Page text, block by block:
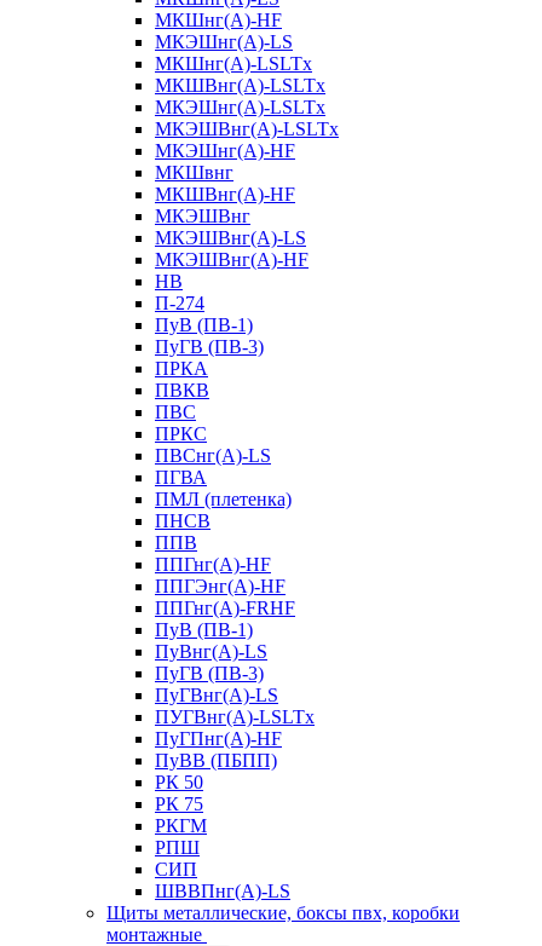
МКШнг(А)-HF
МКЭШнг(А)-LS
МКШнг(А)-LSLTx
МКШВнг(A)-LSLTx
МКЭШнг(А)-LSLTx
МКЭШВнг(A)-LSLTx
МКЭШнг(А)-HF
МКШвнг
МКШВнг(А)-HF
МКЭШВнг
МКЭШВнг(А)-LS
МКЭШВнг(А)-HF
НВ
П-274
ПуВ (ПВ-1)
ПуГВ (ПВ-3)
ПРКА
ПВКВ
ПВС
ПРКС
ПВСнг(А)-LS
ПГВА
ПМЛ (плетенка)
ПНСВ
ППВ
ППГнг(А)-HF
ППГЭнг(А)-HF
ППГнг(А)-FRHF
ПуВ (ПВ-1)
ПуВнг(А)-LS
ПуГВ (ПВ-3)
ПуГВнг(А)-LS
ПУГВнг(А)-LSLTx
ПуГПнг(А)-HF
ПуВВ (ПБПП)
РК 50
РК 75
РКГМ
РПШ
СИП
ШВВПнг(А)-LS
Щиты металлические, боксы пвх, коробки
монтажные